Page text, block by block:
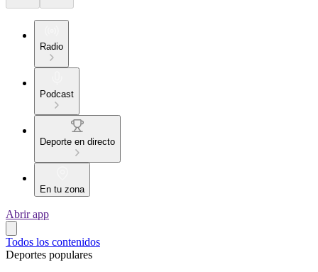
Radio
Podcast
Deporte en directo
En tu zona
Abrir app
Todos los contenidos
Deportes populares